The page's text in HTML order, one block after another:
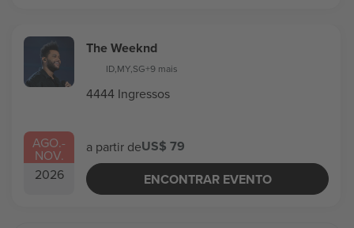
AGO.-
NOV.
2026
The Weeknd
ID,MY,SG+9 mais
4444 Ingressos
a partir deUS$ 79
ENCONTRAR EVENTO